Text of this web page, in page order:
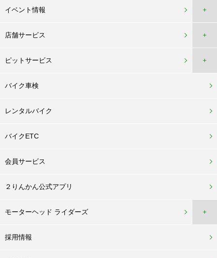
イベント情報 ＋
店舗サービス ＋
ピットサービス ＋
バイク車検
レンタルバイク
バイクETC
会員サービス
２りんかん公式アプリ
モーターヘッド ライダーズ ＋
採用情報